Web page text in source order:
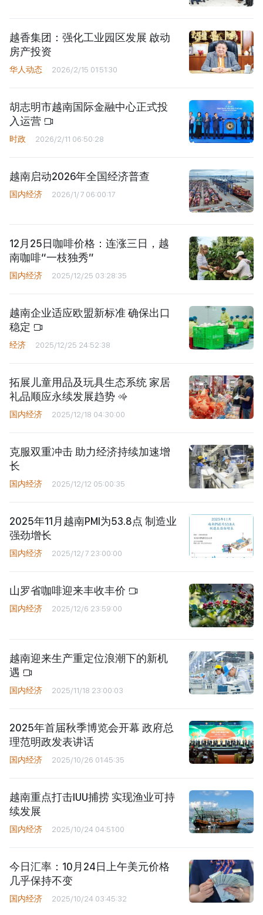
越香集团：强化工业园区发展 啟动
房产投资
华人动态 2026/2/15 01:51:30
胡志明市越南国际金融中心正式投
入运营
时政 2026/2/11 06:50:28
越南启动2026年全国经济普查
国内经济 2026/1/7 06:00:17
12月25日咖啡价格：连涨三日，越
南咖啡“一枝独秀”
国内经济 2025/12/25 03:28:35
越南企业适应欧盟新标准 确保出口
稳定
经济 2025/12/25 24:52:38
拓展儿童用品及玩具生态系统 家居
礼品顺应永续发展趋势
国内经济 2025/12/18 04:30:00
克服双重冲击 助力经济持续加速增
长
国内经济 2025/12/12 05:00:35
2025年11月越南PMI为53.8点 制造业
强劲增长
国内经济 2025/12/7 23:00:00
山罗省咖啡迎来丰收丰价
国内经济 2025/12/6 23:59:00
越南迎来生产重定位浪潮下的新机
遇
国内经济 2025/11/18 23:00:03
2025年首届秋季博览会开幕 政府总
理范明政发表讲话
国内经济 2025/10/26 01:45:35
越南重点打击IUU捕捞 实现渔业可持
续发展
国内经济 2025/10/24 04:51:00
今日汇率：10月24日上午美元价格
几乎保持不变
国内经济 2025/10/24 03:45:32